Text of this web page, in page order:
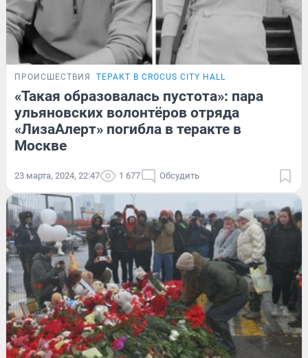
ПРОИСШЕСТВИЯ ТЕРАКТ В CROCUS CITY HALL
«Такая образовалась пустота»: пара
ульяновских волонтёров отряда
«ЛизаАлерт» погибла в теракте в
Москве
23 марта, 2024, 22:47 1 677 Обсудить